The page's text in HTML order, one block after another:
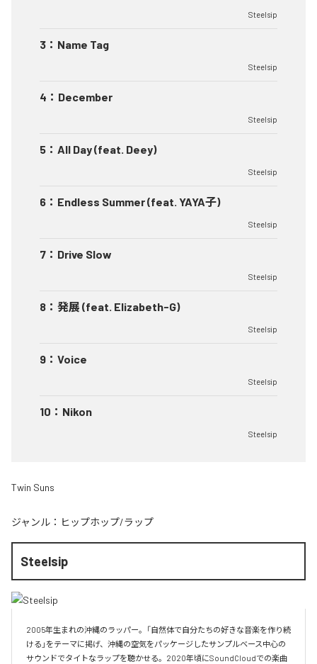
Steelsip
3 ： Name Tag
Steelsip
4 ： December
Steelsip
5 ： All Day (feat. Deey)
Steelsip
6 ： Endless Summer (feat. YAYA子)
Steelsip
7 ： Drive Slow
Steelsip
8 ： 発展 (feat. Elizabeth-G)
Steelsip
9 ： Voice
Steelsip
10 ： Nikon
Steelsip
Twin Suns
ジャンル： ヒップホップ/ラップ
Steelsip
2005年生まれの沖縄のラッパー。「自然体で自分たちの好きな音楽を作り続
ける」をテーマに掲げ、沖縄の空気をパッケージしたサンプルベース中心の
サウンドでタイトなラップを聴かせる。2020年頃にSoundCloudでの楽曲